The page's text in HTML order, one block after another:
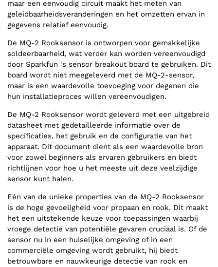
maar een eenvoudig circuit maakt het meten van
geleidbaarheidsveranderingen en het omzetten ervan in
gegevens relatief eenvoudig.
De MQ-2 Rooksensor is ontworpen voor gemakkelijke
soldeerbaarheid, wat verder kan worden vereenvoudigd
door Sparkfun 's sensor breakout board te gebruiken. Dit
board wordt niet meegeleverd met de MQ-2-sensor,
maar is een waardevolle toevoeging voor degenen die
hun installatieproces willen vereenvoudigen.
De MQ-2 Rooksensor wordt geleverd met een uitgebreid
datasheet met gedetailleerde informatie over de
specificaties, het gebruik en de configuratie van het
apparaat. Dit document dient als een waardevolle bron
voor zowel beginners als ervaren gebruikers en biedt
richtlijnen voor hoe u het meeste uit deze veelzijdige
sensor kunt halen.
Eén van de unieke properties van de MQ-2 Rooksensor
is de hoge gevoeligheid voor propaan en rook. Dit maakt
het een uitstekende keuze voor toepassingen waarbij
vroege detectie van potentiële gevaren cruciaal is. Of de
sensor nu in een huiselijke omgeving of in een
commerciële omgeving wordt gebruikt, hij biedt
betrouwbare en nauwkeurige detectie van rook en